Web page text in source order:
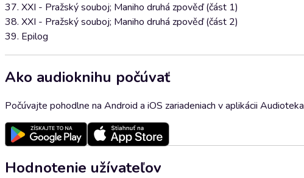
37. XXI - Pražský souboj; Maniho druhá zpověď (část 1)
38. XXI - Pražský souboj; Maniho druhá zpověď (část 2)
39. Epilog
Ako audioknihu počúvať
Počúvajte pohodlne na Android a iOS zariadeniach v aplikácii Audioteka
Hodnotenie užívateľov